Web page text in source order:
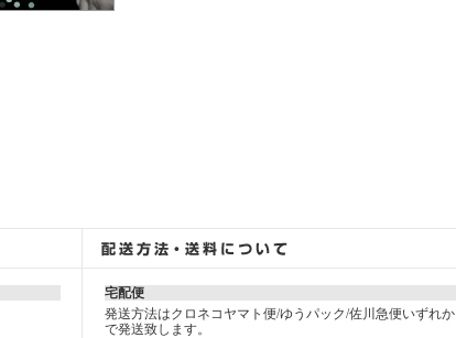
宅配便
発送方法はクロネコヤマト便/ゆうパック/佐川急便いずれか
で発送致します。